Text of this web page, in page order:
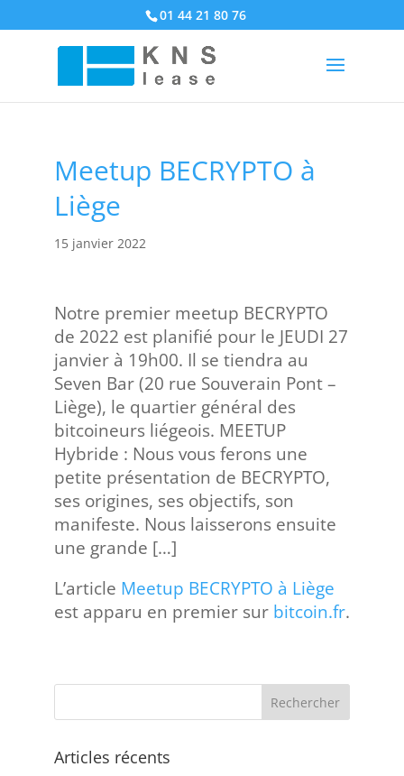
01 44 21 80 76
Meetup BECRYPTO à
Liège
15 janvier 2022
Notre premier meetup BECRYPTO
de 2022 est planifié pour le JEUDI 27
janvier à 19h00. Il se tiendra au
Seven Bar (20 rue Souverain Pont –
Liège), le quartier général des
bitcoineurs liégeois. MEETUP
Hybride : Nous vous ferons une
petite présentation de BECRYPTO,
ses origines, ses objectifs, son
manifeste. Nous laisserons ensuite
une grande […]
L’article Meetup BECRYPTO à Liège
est apparu en premier sur bitcoin.fr.
Articles récents